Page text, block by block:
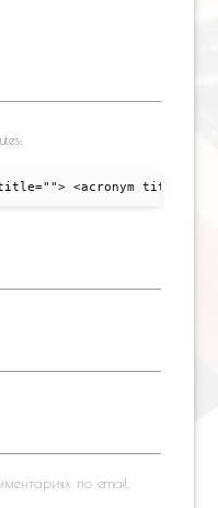
<acronym title="">
по email.